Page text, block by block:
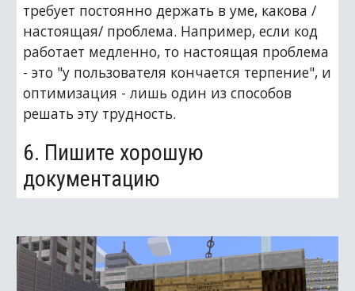
требует постоянно держать в уме, какова /
настоящая/ проблема. Например, если код
работает медленно, то настоящая проблема
- это "у пользователя кончается терпение", и
оптимизация - лишь один из способов
решать эту трудность.
6. Пишите хорошую
документацию